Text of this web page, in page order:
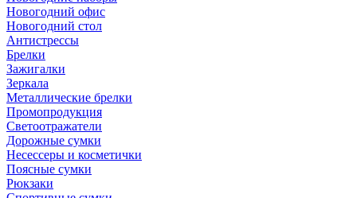
Новогодний офис
Новогодний стол
Антистрессы
Брелки
Зажигалки
Зеркала
Металлические брелки
Промопродукция
Светоотражатели
Дорожные сумки
Несессеры и косметички
Поясные сумки
Рюкзаки